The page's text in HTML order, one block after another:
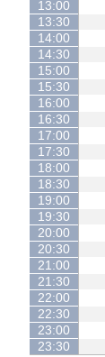
13:00
13:30
14:00
14:30
15:00
15:30
16:00
16:30
17:00
17:30
18:00
18:30
19:00
19:30
20:00
20:30
21:00
21:30
22:00
22:30
23:00
23:30